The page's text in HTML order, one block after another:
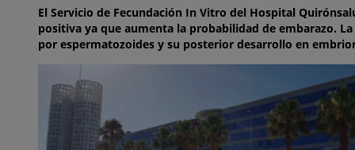
El Servicio de Fecundación In Vitro del Hospital
positiva ya que aumenta la probabilidad de embarazo.
por espermatozoides y su posterior desarrollo en